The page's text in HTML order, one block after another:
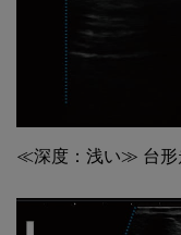
≪深度：浅い≫ 台形